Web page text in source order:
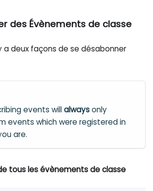
des Évènements de classe
a deux façons de se désabonner
events willalwaysonly
events which were registered in
are.
tous les évènements de classe